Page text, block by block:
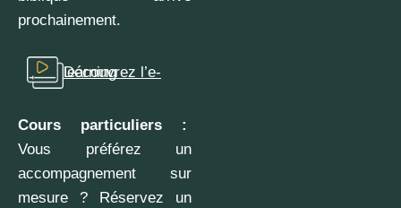
prochainement.
Découvrez l’e-learning
Cours particuliers :
Vous préférez un
accompagnement sur
mesure ? Réservez un